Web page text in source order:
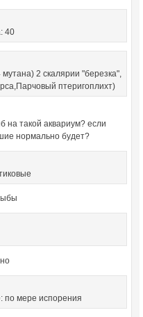
40
2 скалярии "березка",
птеригоплихт)
на такой аквариум? если
нормально будет?
по мере испорения